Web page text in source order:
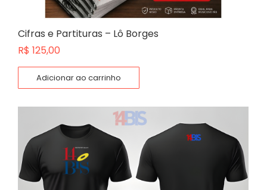
Cifras e Partituras – Lô Borges
R$ 125,00
Adicionar ao carrinho